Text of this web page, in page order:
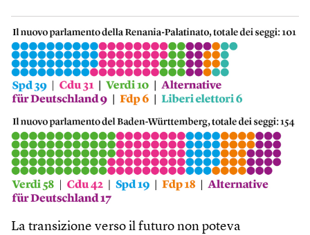
La transizione verso il futuro non poteva